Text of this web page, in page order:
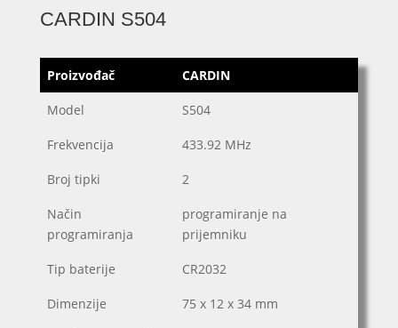
CARDIN S504
Proizvođač CARDIN
Model S504
Frekvencija 433.92 MHz
Broj tipki 2
Način
programiranja
programiranje na
prijemniku
Tip baterije CR2032
Dimenzije 75 x 12 x 34 mm